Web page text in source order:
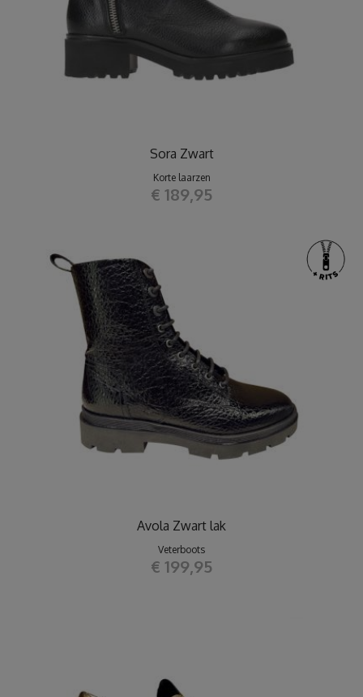
Sora Zwart
Korte laarzen
€ 189,95
Avola Zwart lak
Veterboots
€ 199,95